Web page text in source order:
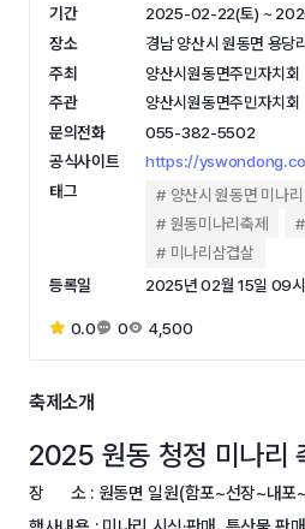
기간
2025-02-22(토) ~
장소
경남 양산시 원동면 용당
주최
양산시원동면주민자치회
주관
양산시원동면주민자치회
문의전화
055-382-5502
공식사이트
https://
태그
양산시 원동면 미나
원동미나리축제
미나리삼겹살
등록일
2025년 02월 15일 09
0.0 0 4,500
축제소개
2025 원동 청정 미나리
장 소 : 원동면 일원(함포~선장~내포